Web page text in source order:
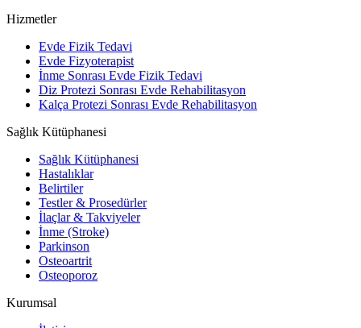
Hizmetler
Evde Fizik Tedavi
Evde Fizyoterapist
İnme Sonrası Evde Fizik Tedavi
Diz Protezi Sonrası Evde Rehabilitasyon
Kalça Protezi Sonrası Evde Rehabilitasyon
Sağlık Kütüphanesi
Sağlık Kütüphanesi
Hastalıklar
Belirtiler
Testler & Prosedürler
İlaçlar & Takviyeler
İnme (Stroke)
Parkinson
Osteoartrit
Osteoporoz
Kurumsal